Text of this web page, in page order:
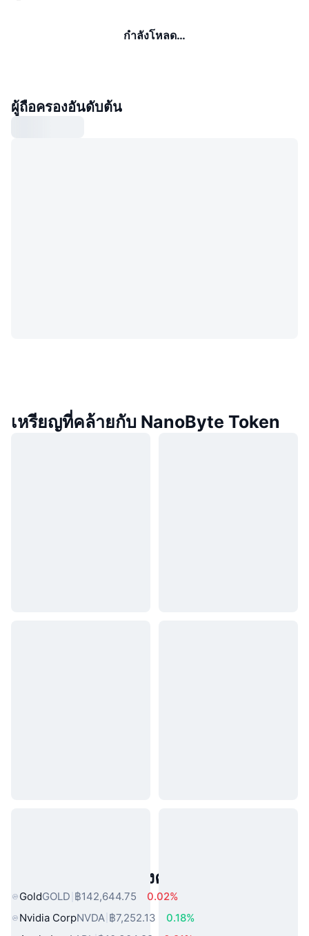
กำลังโหลด…
ผู้ถือครองอันดับต้น
เหรียญที่คล้ายกับ NanoByte Token
สินทรัพย์ในโลกแห่งความจริงยอดนิยม
GoldGOLD ฿142,644.75
0.02%
Nvidia CorpNVDA ฿7,252.13
0.18%